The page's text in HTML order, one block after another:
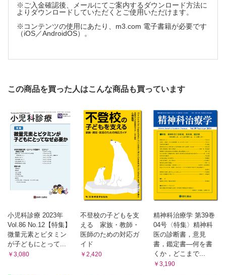
※ご入金確認後、メールにてご案内するダウンロード方法に
よりダウンロードしていただくとご使用いただけます。
※コンテンツの使用にあたり、m3.com 電子書籍が必要です
（iOS／AndroidOS）。
この商品を買った人はこんな商品も買っています
小児科診療 2023年
Vol.86 No.12【特集】
微量元素とビタミン
が子どもにとって...
￥3,080
不登校の子どもを支
える 家族・教師・
医師のための対応ガ
イド
￥2,420
精神科治療学 第39巻
04号〈特集〉精神科
医の診断書，意見
書，鑑定書—何を書
くか，どこまで...
￥3,190